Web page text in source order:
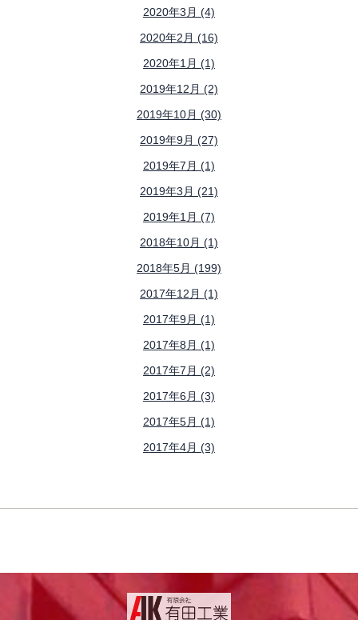
2020年3月 (4)
2020年2月 (16)
2020年1月 (1)
2019年12月 (2)
2019年10月 (30)
2019年9月 (27)
2019年7月 (1)
2019年3月 (21)
2019年1月 (7)
2018年10月 (1)
2018年5月 (199)
2017年12月 (1)
2017年9月 (1)
2017年8月 (1)
2017年7月 (2)
2017年6月 (3)
2017年5月 (1)
2017年4月 (3)